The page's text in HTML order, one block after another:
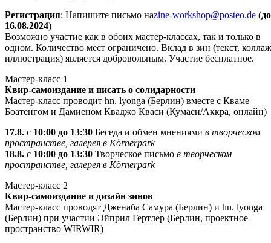
Регистрация: Напишите письмо наzine-workshop@posteo.de (до
16.08.2024)
Возможно участие как в обоих мастер-классах, так и только в
одном. Количество мест ограничено. Вклад в зин (текст,
иллюстрация) является добровольным. Участие бесплатное.
Мастер-класс 1
Квир-самоиздание и писать о солидарности
Мастер-класс проводит hn. lyonga (Берлин) вместе с Кваме
Боатенгом и Дамиеном Кваджо Кваси (Кумаси/Аккра, онлайн)
17.8. с 10:00 до 13:30 Беседа и обмен мнениями в творческом
пространстве, галерея в Körnerpark
18.8. с 10:00 до 13:30 Творческое письмо в творческом
пространстве, галерея в Körnerpark
Мастер-класс 2
Квир-самоиздание и дизайн зинов
Мастер-класс проводят Дженаба Самура (Берлин) и hn. lyonga
(Берлин) при участии Эйприл Гертлер (Берлин, проектное
пространство WIRWIR)